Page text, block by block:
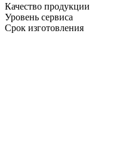
Качество продукции
Уровень сервиса
Срок изготовления